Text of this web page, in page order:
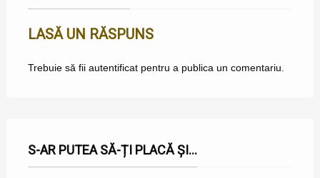
LASĂ UN RĂSPUNS
Trebuie să fii autentificatpentru a publica un comentariu.
S-AR PUTEA SĂ-ȚI PLACĂ ȘI...